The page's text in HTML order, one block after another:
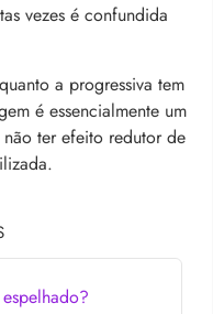
vezes é confundida
a progressiva tem
é essencialmente um
ter efeito redutor de